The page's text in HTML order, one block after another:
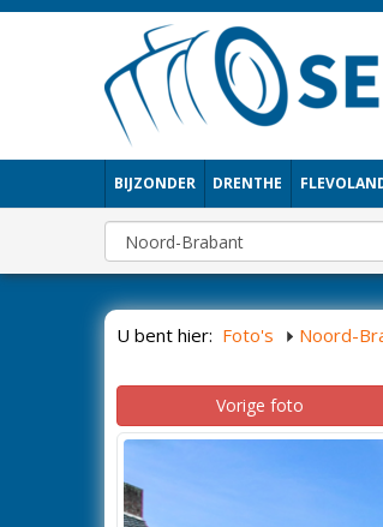
BIJZONDER DRENTHE
U bent hier: Foto's Noord-
Vorige foto